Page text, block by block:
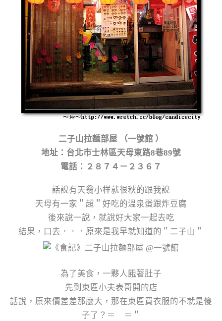
二子山拉麵部屋 （一號館 ）
地址：台北市士林區天母東路8巷89號
電話：２８７４－２３６７
話說有天翁小样就很秋的跟我說
天母有一家＂超＂好吃的溫泉蛋跟炸豆腐
後來說一說，就說好大家一起去吃
結果，口去．．．原來是我早就知道的＂二子山＂
為了美食，一夥人餓著肚子
先到東區小夫表哥開的店
話說，原來價差差那麼大，那在東區買衣服的不就是傻
子了？＝ ＝＂